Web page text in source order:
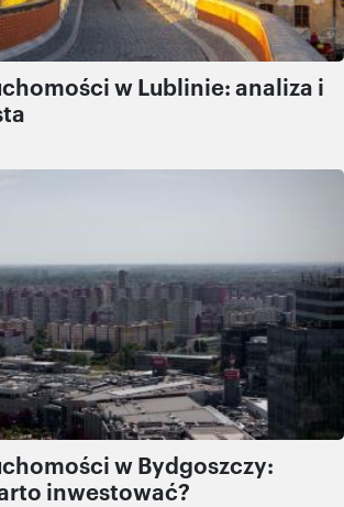
w Lublinie: analiza i
w Bydgoszczy:
inwestować?